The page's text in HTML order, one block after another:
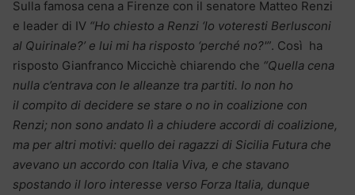
Sulla famosa cena a Firenze con il senatore Matteo Renzi
e leader di IV “Ho chiesto a Renzi ‘lo voteresti Berlusconi
al Quirinale?’ e lui mi ha risposto ‘perché no?'”. Così ha
risposto Gianfranco Miccichè chiarendo che “Quella cena
nulla c’entrava con le alleanze tra partiti. Io non ho
il compito di decidere se stare o no in coalizione con
Renzi; non sono andato lì a chiudere accordi di coalizione,
ma per altri motivi: quello dei ragazzi di Sicilia Futura che
avevano un accordo con Italia Viva, e che stavano
spostando il loro interesse verso Forza Italia, dunque